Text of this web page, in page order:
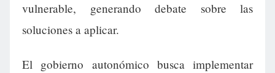
vulnerable, generando debate sobre las
soluciones a aplicar.
El gobierno autonómico busca implementar